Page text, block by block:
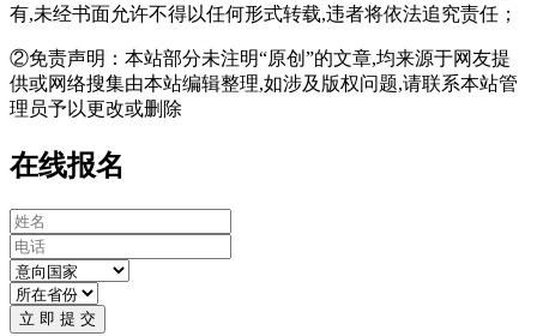
有,未经书面允许不得以任何形式转载,违者将依法追究责任；
②免责声明：本站部分未注明“原创”的文章,均来源于网友提
供或网络搜集由本站编辑整理,如涉及版权问题,请联系本站管
理员予以更改或删除
在线报名
立 即 提 交